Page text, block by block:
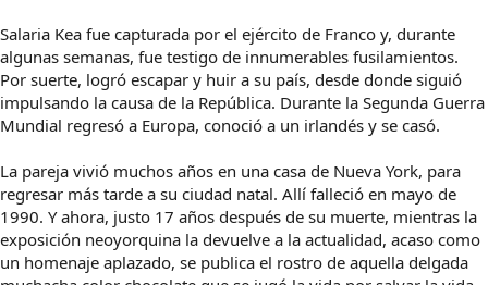
Salaria Kea fue capturada por el ejército de Franco y, durante
algunas semanas, fue testigo de innumerables fusilamientos.
Por suerte, logró escapar y huir a su país, desde donde siguió
impulsando la causa de la República. Durante la Segunda Guerra
Mundial regresó a Europa, conoció a un irlandés y se casó.
La pareja vivió muchos años en una casa de Nueva York, para
regresar más tarde a su ciudad natal. Allí falleció en mayo de
1990. Y ahora, justo 17 años después de su muerte, mientras la
exposición neoyorquina la devuelve a la actualidad, acaso como
un homenaje aplazado, se publica el rostro de aquella delgada